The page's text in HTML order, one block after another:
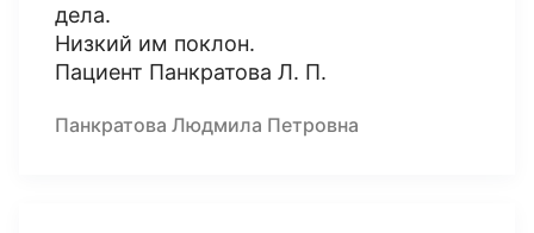
дела.
Низкий им поклон.
Пациент Панкратова Л. П.
Панкратова Людмила Петровна